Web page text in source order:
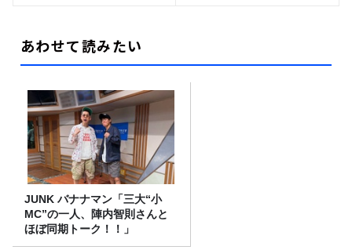
あわせて読みたい
JUNK バナナマン「三大“小
MC”の一人、陣内智則さんと
ほぼ同期トーク！！」